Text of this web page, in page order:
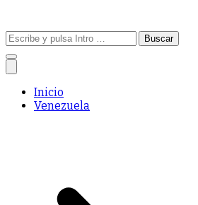
Buscar:
Inicio
Venezuela